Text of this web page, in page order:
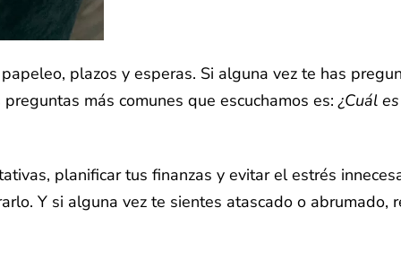
plazos y esperas. Si alguna vez te has
más comunes que escuchamos es:¿Cuál
planificar tus finanzas y evitar el estrés
Y si alguna vez te sientes atascado o abrumado,